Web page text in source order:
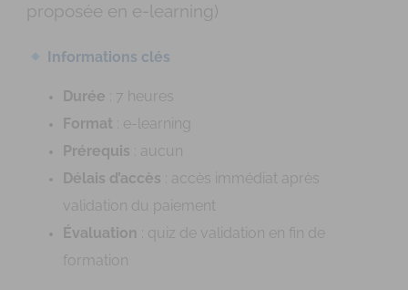
proposée en e-learning)
Informations clés
Durée : 7 heures
Format : e-learning
Prérequis : aucun
Délais d’accès : accès immédiat après
validation du paiement
Évaluation : quiz de validation en fin de
formation